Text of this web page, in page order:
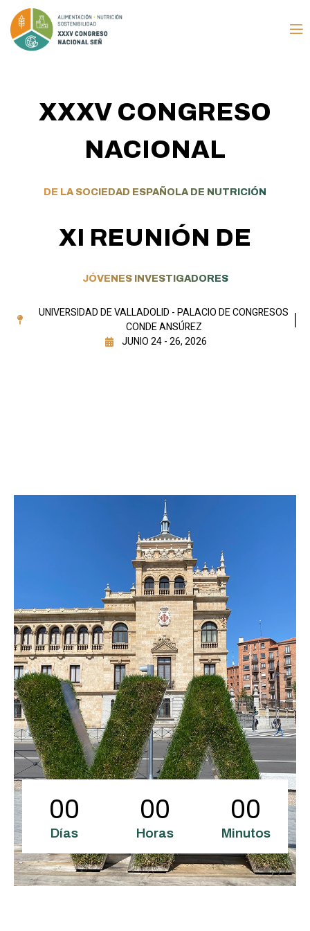
XXXV CONGRESO
NACIONAL
DE LA SOCIEDAD ESPAÑOLA DE NUTRICIÓN
XI REUNIÓN DE
JÓVENES INVESTIGADORES
UNIVERSIDAD DE VALLADOLID - PALACIO DE CONGRESOS
CONDE ANSÚREZ
JUNIO 24 - 26, 2026
00
Días
00
Horas
00
Minutos